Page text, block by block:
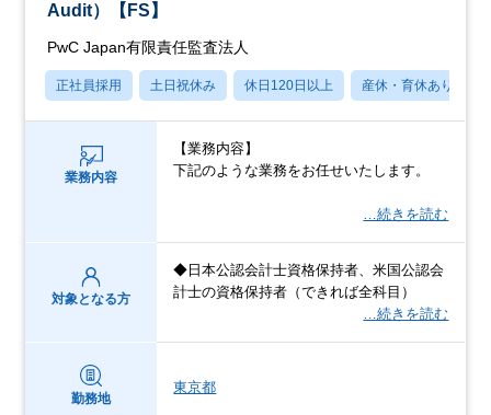
Audit）【FS】
PwC Japan有限責任監査法人
正社員採用 土日祝休み 休日120日以上 産休・育休あり
業務内容
【業務内容】
下記のような業務をお任せいたします。
…続きを読む
対象となる方
◆日本公認会計士資格保持者、米国公認会
計士の資格保持者（できれば全科目）
…続きを読む
勤務地
東京都